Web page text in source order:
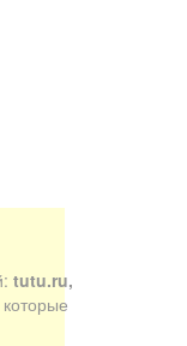
tutu.ru,